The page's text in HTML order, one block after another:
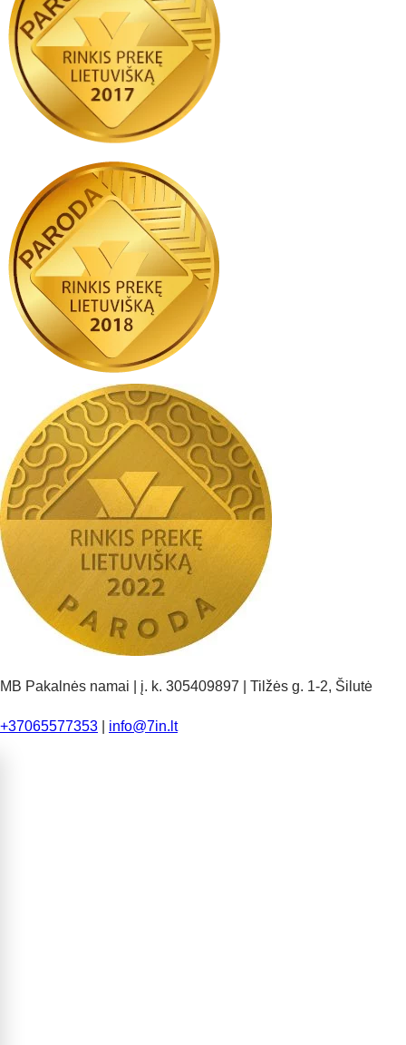
MB Pakalnės namai | į. k. 305409897 | Tilžės g. 1-2, Šilutė
+37065577353 info@7in.lt